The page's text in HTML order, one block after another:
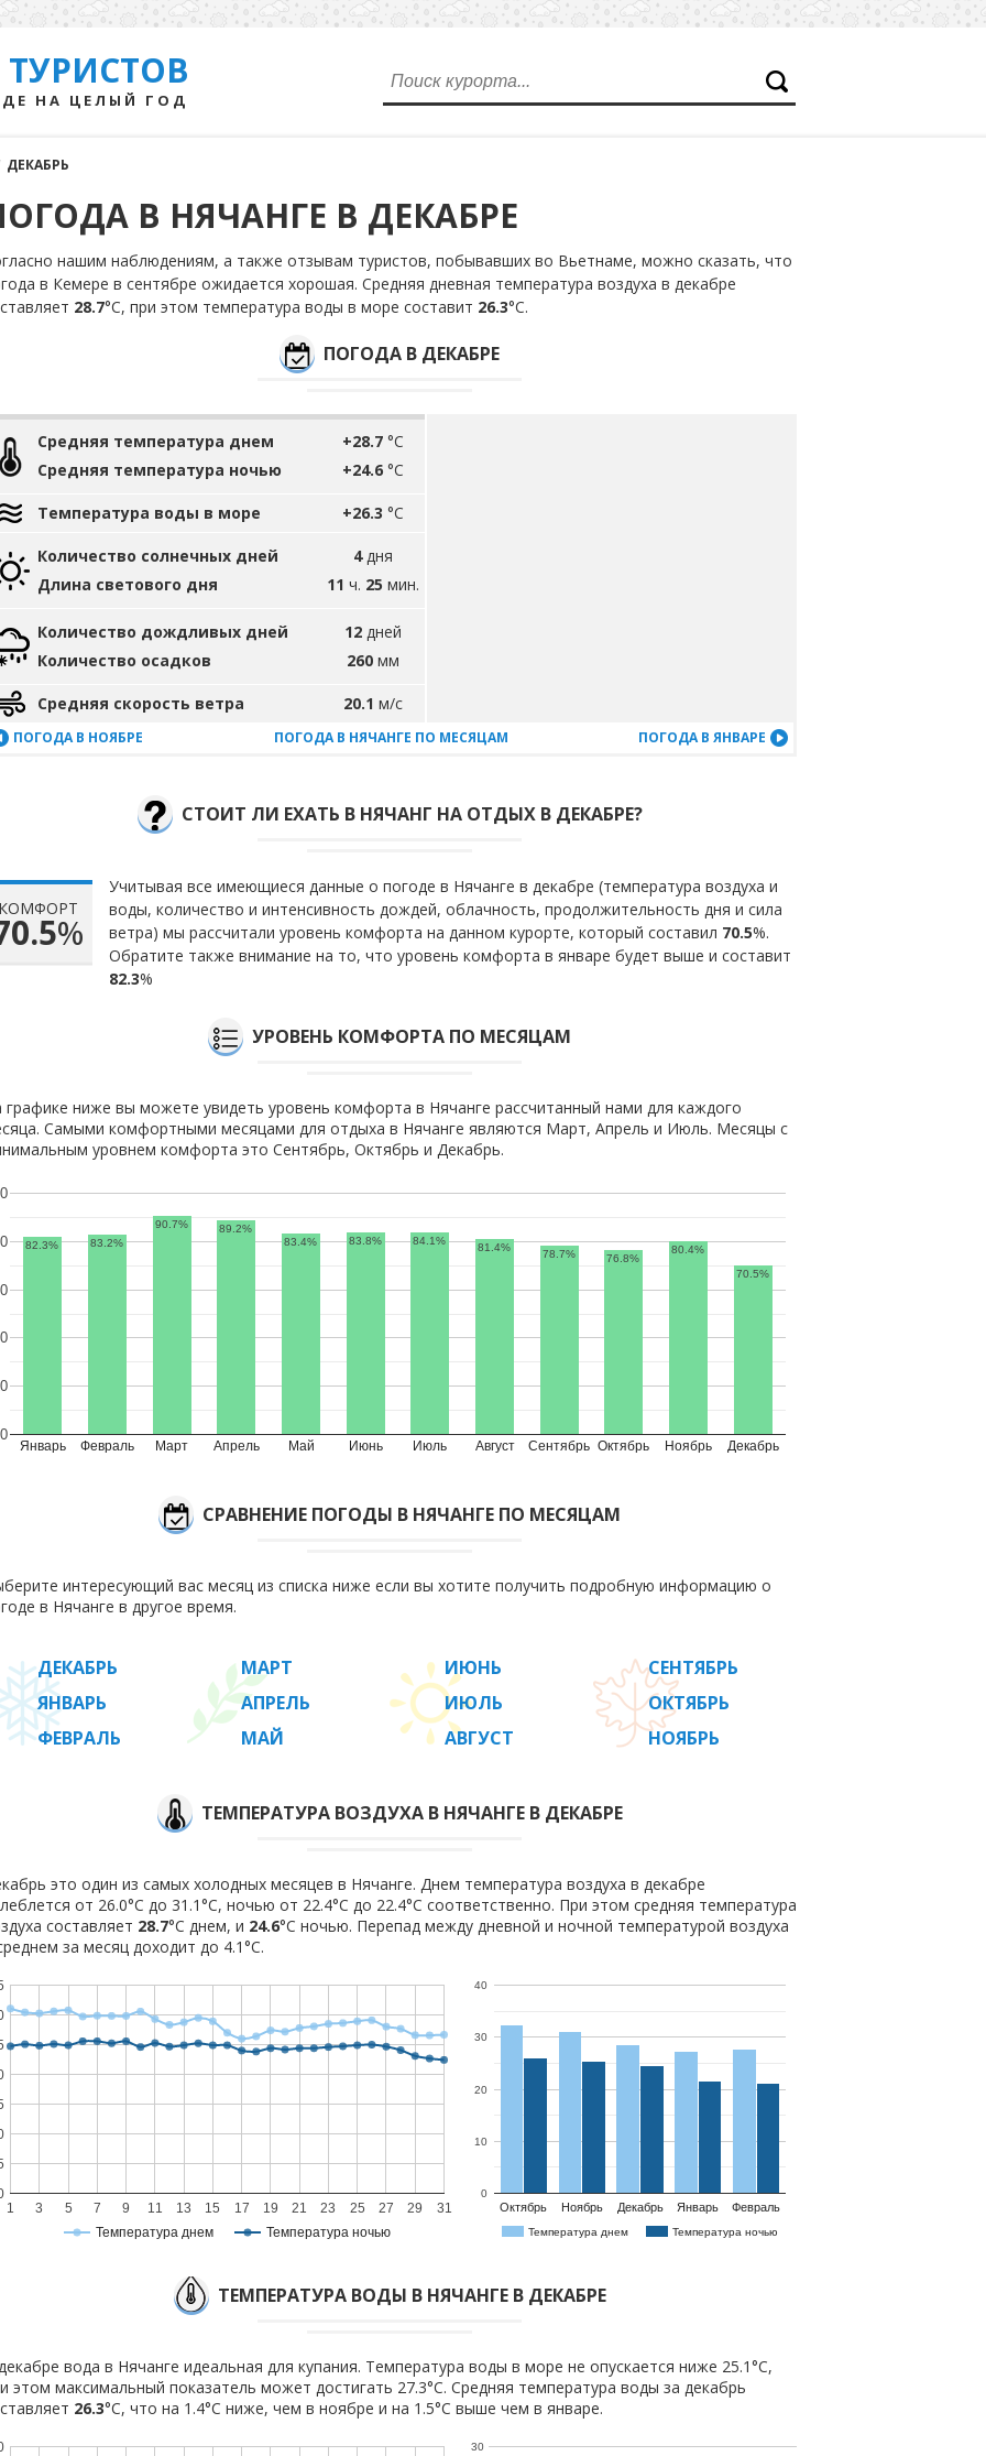
НА ЦЕЛЫЙ ГОД
ДЕКАБРЬ
В НЯЧАНГЕ В ДЕКАБРЕ
нашим наблюдениям, а также отзывам туристов, побывавших во Вьетнаме, можно сказать, что
в Кемере в сентябре ожидается хорошая. Средняя дневная температура воздуха в декабре
28.7°С, при этом температура воды в море составит 26.3°С.
ПОГОДА В ДЕКАБРЕ
Средняя температура днем
Средняя температура ночью
+28.7 °C
+24.6 °C
Температура воды в море +26.3 °C
Количество солнечных дней
Длина светового дня
4дня
11 ч. 25 мин.
Количество дождливых дней
Количество осадков
12 дней
260 мм
Средняя скорость ветра 20.1 м/с
ПОГОДА В НОЯБРЕ ПОГОДА В НЯЧАНГЕ ПО МЕСЯЦАМ ПОГОДА В ЯНВАРЕ
СТОИТ ЛИ ЕХАТЬ В НЯЧАНГ НА ОТДЫХ В ДЕКАБРЕ?
КОМФОРТ
%
Учитывая все имеющиеся данные о погоде в Нячанге в декабре (температура воздуха и
воды, количество и интенсивность дождей, облачность, продолжительность дня и сила
ветра) мы рассчитали уровень комфорта на данном курорте, который составил 70.5%.
Обратите также внимание на то, что уровень комфорта в январе будет выше и составит
82.3%
УРОВЕНЬ КОМФОРТА ПО МЕСЯЦАМ
графике ниже вы можете увидеть уровень комфорта в Нячанге рассчитанный нами для каждого
Самыми комфортными месяцами для отдыха в Нячанге являются Март, Апрель и Июль. Месяцы с
уровнем комфорта это Сентябрь, Октябрь и Декабрь.
Январь Февраль Март Апрель Май Июнь Июль Август Сентябрь Октябрь Ноябрь Декабрь
0
82.3% 83.2%
90.7%
89.2%
83.4%
83.8% 84.1%
81.4%
78.7% 76.8%
80.4%
70.5%
СРАВНЕНИЕ ПОГОДЫ В НЯЧАНГЕ ПО МЕСЯЦАМ
интересующий вас месяц из списка ниже если вы хотите получить подробную информацию о
в Нячанге в другое время.
ДЕКАБРЬ
ЯНВАРЬ
ФЕВРАЛЬ
МАРТ
АПРЕЛЬ
МАЙ
ИЮНЬ
ИЮЛЬ
АВГУСТ
СЕНТЯБРЬ
ОКТЯБРЬ
НОЯБРЬ
ТЕМПЕРАТУРА ВОЗДУХА В НЯЧАНГЕ В ДЕКАБРЕ
это один из самых холодных месяцев в Нячанге. Днем температура воздуха в декабре
от 26.0°C до 31.1°C, ночью от 22.4°C до 22.4°C соответственно. При этом средняя температура
составляет 28.7°C днем, и 24.6°C ночью. Перепад между дневной и ночной температурой воздуха
за месяц доходит до 4.1°С.
Температура днем Температура ночью
1 3 5 7 9 11 13 15 17 19 21 23 25 27 29 31
Температура днем Температура ночью
Октябрь Ноябрь Декабрь Январь Февраль
0
10
20
30
40
ТЕМПЕРАТУРА ВОДЫ В НЯЧАНГЕ В ДЕКАБРЕ
вода в Нячанге идеальная для купания. Температура воды в море не опускается ниже 25.1°C,
этом максимальный показатель может достигать 27.3°C. Средняя температура воды за декабрь
26.3°C, что на 1.4°C ниже, чем в ноябре и на 1.5°C выше чем в январе.
30